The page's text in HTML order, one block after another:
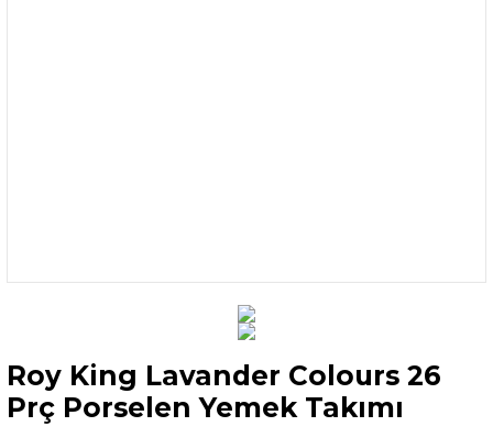
Roy King Lavander Colours 26
Prç Porselen Yemek Takımı